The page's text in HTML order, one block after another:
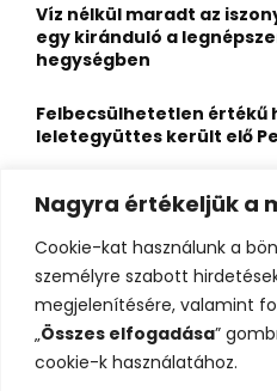
Nagyra értékeljük a
Cookie-kat használunk a
személyre szabott
megjelenítésére, valamint
„Összes elfogadása”
cookie-k használatához.
Víz nélkül maradt az
egy kiránduló a
hegységben
Felbecsülhetetlen értékű
leletegyüttes került elő
Eltűnt egy 21 éves fiatal,
látták utoljára
Visszarepít az időbe,
a völgyben megbújó